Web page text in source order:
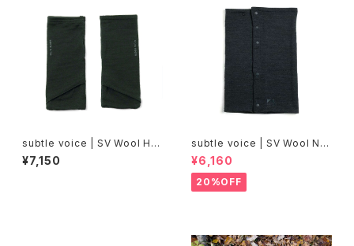
subtle voice | SV Wool Ha
nd Warmer
¥7,150
subtle voice | SV Wool Ne
ck Wrap
¥6,160
20%OFF